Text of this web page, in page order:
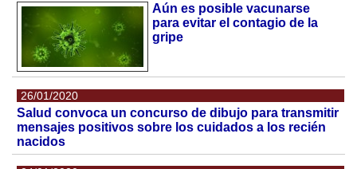
Aún es posible vacunarse
para evitar el contagio de la
gripe
26/01/2020
Salud convoca un concurso de dibujo para transmitir
mensajes positivos sobre los cuidados a los recién
nacidos